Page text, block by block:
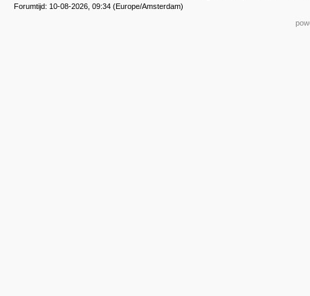
Forumtijd: 10-08-2026, 09:34 (Europe/Amsterdam)